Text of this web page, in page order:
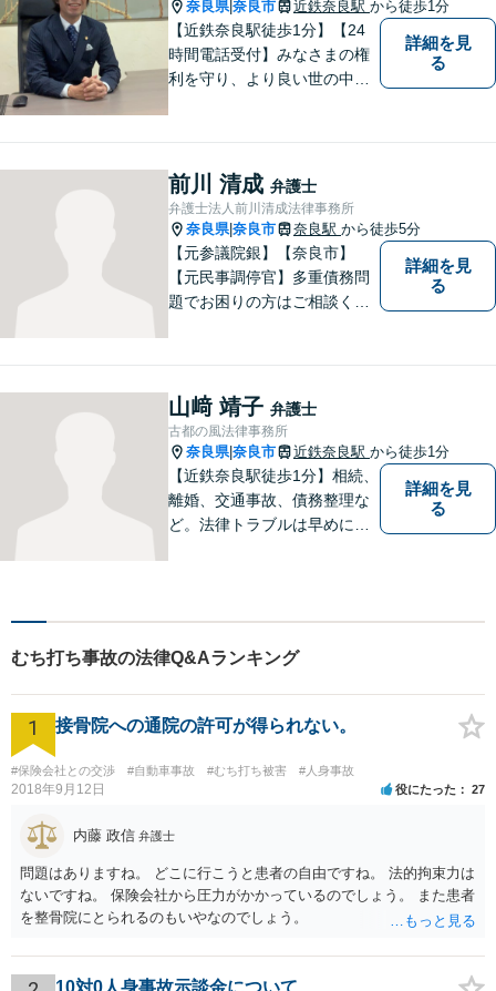
奈良県|奈良市 近鉄奈良駅 から徒歩1分
【近鉄奈良駅徒歩1分】【24
時間電話受付】みなさまの権
利を守り、より良い世の中に
ています。法律トラブルでお
悩みごとがありましたら、お
気軽にご相談ください。
詳細を見
る
前川 清成 弁護士
弁護士法人前川清成法律事務所
奈良県|奈良市 奈良駅 から徒歩5分
【元参議院銀】【奈良市】
【元民事調停官】多重債務問
題でお困りの方はご相談くだ
たら、一度ご相談ください。
詳細を見
る
山﨑 靖子 弁護士
古都の風法律事務所
奈良県|奈良市 近鉄奈良駅 から徒歩1分
【近鉄奈良駅徒歩1分】相続、
離婚、交通事故、債務整理な
ど。法律トラブルは早めに弁
丁寧にお伺いいたします。
詳細を見
る
むち打ち事故の法律Q&Aランキング
1 接骨院への通院の許可が得られない。
#保険会社との交渉 #自動車事故 #むち打ち被害 #人身事故
2018年9月12日 役にたった 27
内藤 政信 弁護士
問題はありますね。 どこに行こうと患者の自由ですね。 法的拘束力は
ないですね。 保険会社から圧力がかかっているのでしょう。 また患者
を整骨院にとられるのもいやなのでしょう。
10対0人身事故示談金について